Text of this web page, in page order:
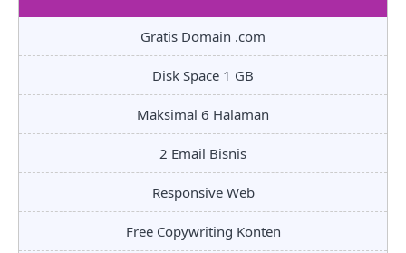
Gratis Domain .com
Disk Space 1 GB
Maksimal 6 Halaman
2 Email Bisnis
Responsive Web
Free Copywriting Konten